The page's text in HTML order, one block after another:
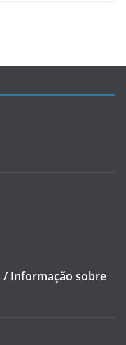
/ Informação sobre